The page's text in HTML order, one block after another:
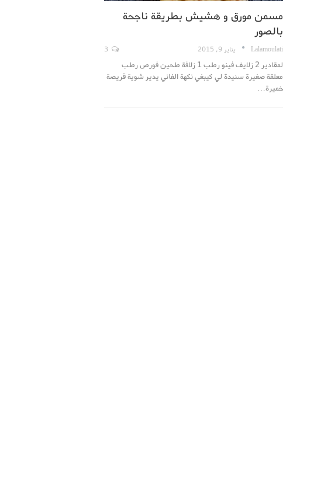
مسمن مورق و هشيش بطريقة ناجحة
بالصور
Lalamoulati يناير 9, 2015
لمقادير 2 زلايف فينو رطب 1 زلافة طحين فورص رطب
معلقة صغيرة سنيدة لي كيبغي نكهة الفاني يدير شوية قريصة
خميرة…